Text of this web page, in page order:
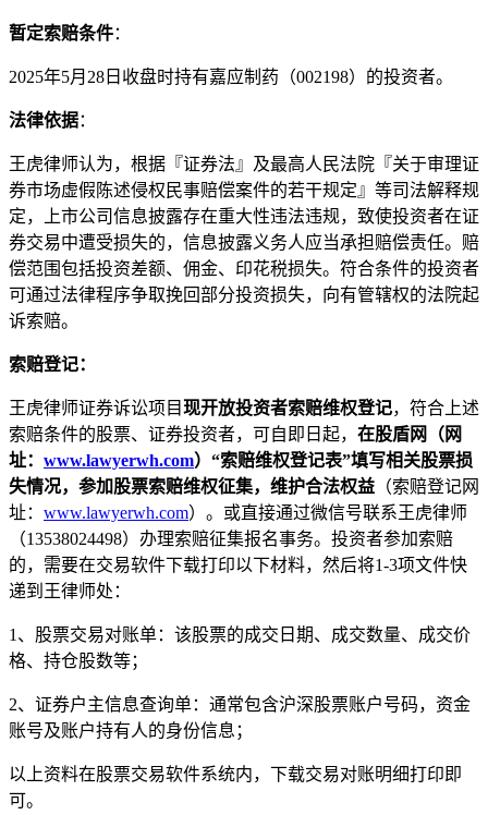
暂定索赔条件：
2025年5月28日收盘时持有嘉应制药（002198）的投资者。
法律依据：
王虎律师认为，根据『证券法』及最高人民法院『关于审理证
券市场虚假陈述侵权民事赔偿案件的若干规定』等司法解释规
定，上市公司信息披露存在重大性违法违规，致使投资者在证
券交易中遭受损失的，信息披露义务人应当承担赔偿责任。赔
偿范围包括投资差额、佣金、印花税损失。符合条件的投资者
可通过法律程序争取挽回部分投资损失，向有管辖权的法院起
诉索赔。
索赔登记：
王虎律师证券诉讼项目现开放投资者索赔维权登记，符合上述
索赔条件的股票、证券投资者，可自即日起， 在股盾网（网
址： www.lawyerwh.com）“索赔维权登记表”填写相关股票损
失情况，参加股票索赔维权征集，维护合法权益 （索赔登记网
址： www.lawyerwh.com）。或直接通过微信号联系王虎律师
（13538024498）办理索赔征集报名事务。投资者参加索赔
的，需要在交易软件下载打印以下材料，然后将1-3项文件快
递到王律师处：
1、股票交易对账单：该股票的成交日期、成交数量、成交价
格、持仓股数等；
2、证券户主信息查询单：通常包含沪深股票账户号码，资金
账号及账户持有人的身份信息；
以上资料在股票交易软件系统内，下载交易对账明细打印即
可。